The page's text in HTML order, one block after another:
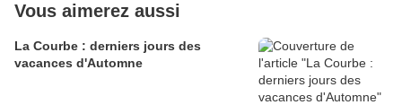
Vous aimerez aussi
La Courbe : derniers jours des
vacances d'Automne